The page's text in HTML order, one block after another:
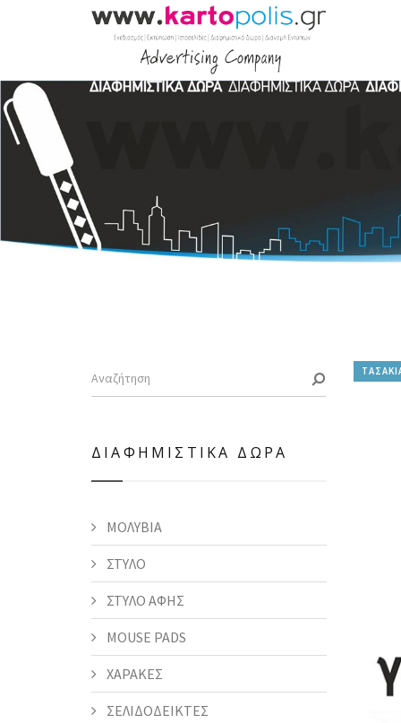
ΔΙΑΦΗΜΙΣΤΙΚΑ ΔΩΡΑ
ΜΟΛΥΒΙΑ
ΣΤΥΛΟ
ΣΤΥΛΟ ΑΦΗΣ
MOUSE PADS
ΧΑΡΑΚΕΣ
ΣΕΛΙΔΟΔΕΙΚΤΕΣ